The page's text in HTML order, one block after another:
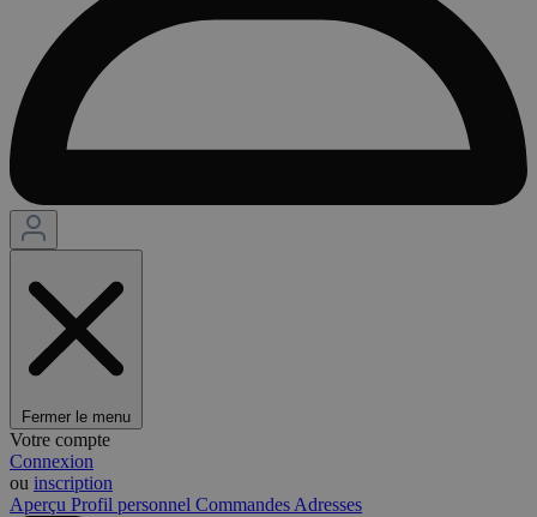
Fermer le menu
Votre compte
Connexion
ou inscription
Aperçu Profil personnel Commandes Adresses